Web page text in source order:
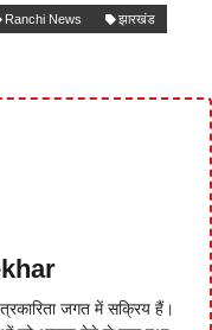
Ranchi News
झारखंड
जगत में सक्रिय हैं।